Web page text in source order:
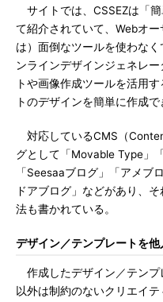
サイトでは、CSSEZは「
て紹介されていて、Webオ
は）面倒なツールを使わな
ンラインデザインジェネレ
トや画像作成ツールを活用
トのデザインを簡単に作成で
対応しているCMS（
グとして「Movable Type」
「Seesaaブログ」「アメブ
ドアブログ」などがあり、
法も書かれている。
デザイン／テンプレートを他
作成したデザイン／テンプ
以外は制約のないクリエイ